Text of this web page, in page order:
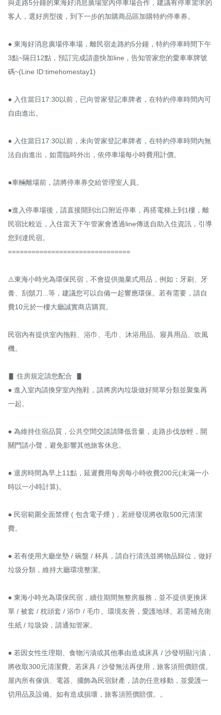
與走路5分鐘的東海好消息廣場室內停車場合作，建議有停車需求的
客人，選好房型後，到下一步的加購商品區加購特約停車券。
● 東海好消息廣場停車場，離民宿走路約5分鐘，特約停車時間下午
3點~隔日12點，預訂完成請盡快加line，告知管家您的愛車車牌號
碼~(Line ID:timehomestay1)
● 入住當日17:30以前，已向管家登記車牌者，在特約停車時間內可
自由進出。
● 入住當日17:30以前，未向管家登記車牌者，在特約停車時間內無
法自由進出，如需臨時外出，依停車場每小時費用計價。
●車輛離場前，請將停車券交給管理室人員。
●進入停車場後，請直接開到出口附近停車，再搭電梯上到1樓，離
民宿比較近，入住當天下午管家會透過line傳送自助入住資訊，引導
您到達民宿。
===============================
⚠️東海小時光為環保民宿，不會提供拋棄式用品，例如：牙刷、牙
膏、刮鬍刀...等，建議您可以自備一起響應環保。若有需要，請自
費10元於一樓大廳誠實商店購買。
民宿內有提供室內拖鞋、浴巾、毛巾、沐浴用品、寢具用品、吹風
機。
▋ 住房規定請您配合  ▋
● 進入室內請換穿室內拖鞋，請將房內垃圾做好簡單分類並聚集再
一起。
● 為維持住宿品質，公共空間交談請降低音量，走路步伐放輕，開
關門請小聲，避免影響其他旅客休息。
● 退房時間為早上11點，延遲費用每房每小時收費200元(未滿一小
時以一小時計算)。
● 民宿範圍全面禁煙 ( 包含電子煙 )，若經發現將收取500元清潔
費。
● 若有使用大廳坐墊 / 碗盤 / 杯具，請自行清洗並將物品歸位，做好
垃圾分類，維持大廳環境整潔。
● 東海小時光為環保民宿，續住期間無整房服務，並不提供更換床
單 / 被套 / 枕頭套 / 浴巾 / 毛巾。環境友善，愛護地球。若需補充衛
生紙 / 垃圾袋，請通知管家。
● 若因女性生理期、食物污漬或其他事由造成床具 / 沙發明顯污漬，
將收取300元清潔費。若床具 / 沙發無法再使用，旅客須照價賠償。
屋內所有傢俱、電器、擺飾為民宿財產，請勿任意移動，並愛護一
切用品及設備。如有造成損壞，旅客須照價賠償。。